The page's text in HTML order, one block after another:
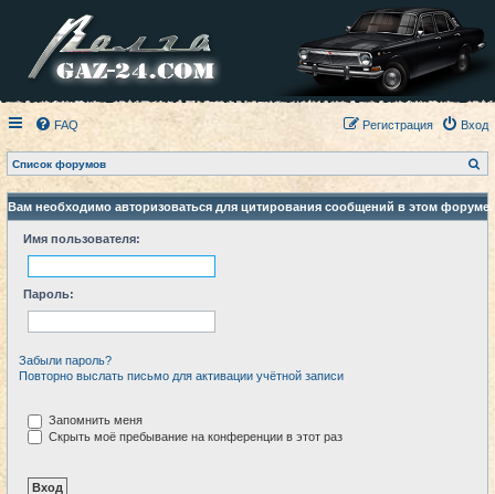
FAQ Вход
Регистрация
Список форумов
о
с
к
Вам необходимо авторизоваться для цитирования сообщений в этом форуме.
Имя пользователя:
Пароль:
Забыли пароль?
Повторно выслать письмо для активации учётной записи
Запомнить меня
Скрыть моё пребывание на конференции в этот раз